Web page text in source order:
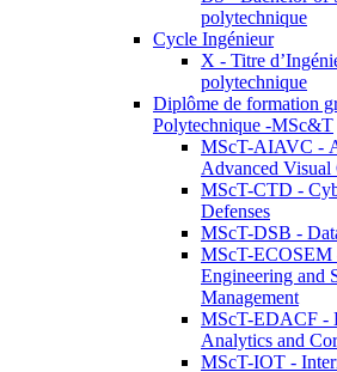
polytechnique
Cycle Ingénieur
X - Titre
polytechnique
Diplôme de formation
Polytechnique -MSc&T
MScT-AIAVC -
Advanced Visual
MScT-CTD -
Defenses
MScT-DSB -
MScT-ECOSEM
Engineering and
Management
MScT-EDACF -
Analytics and
MScT-IOT -